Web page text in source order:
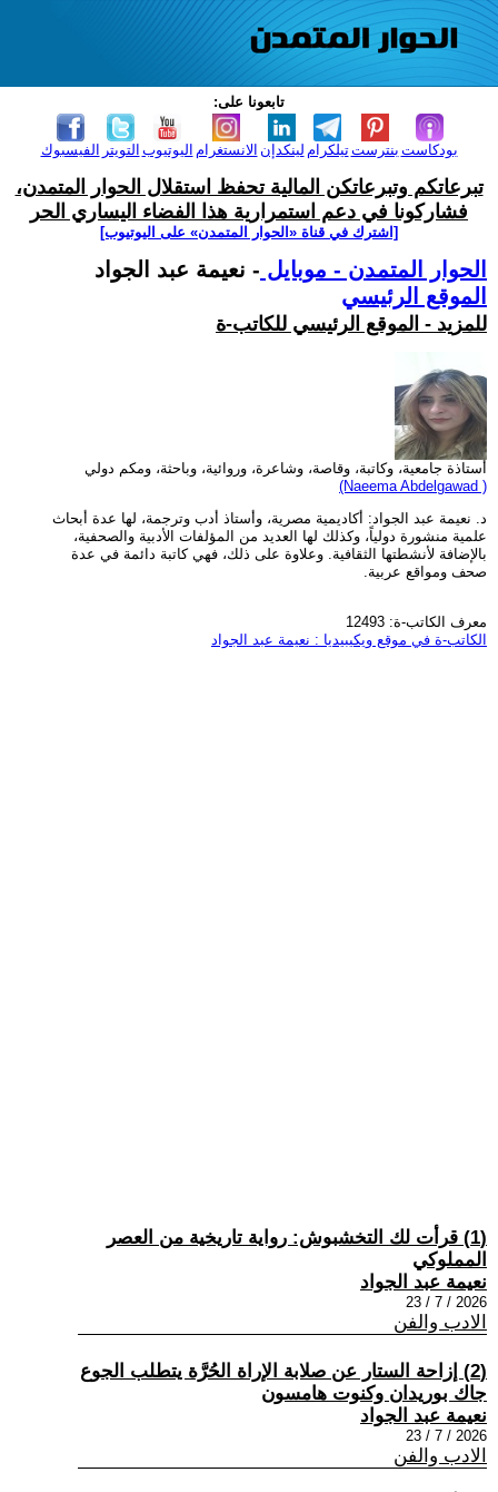
تابعونا على:
الفيسبوك التويتر اليوتيوب الانستغرام لينكدإن تيلكرامبنترست بودكاست
تبرعاتكم وتبرعاتكن المالية تحفظ استقلال الحوار المتمدن،
فشاركونا في دعم استمرارية هذا الفضاء اليساري الحر
[اشترك في قناة ‫«الحوار المتمدن» على اليوتيوب]
الحوار المتمدن - موبايل - نعيمة عبد الجواد
الموقع الرئيسي
للمزيد - الموقع الرئيسي للكاتب-ة
أستاذة جامعية، وكاتبة، وقاصة، وشاعرة، وروائية، وباحثة، ومكم دولي
(Naeema Abdelgawad )
د. نعيمة عبد الجواد: أكاديمية مصرية، وأستاذ أدب وترجمة، لها عدة أبحاث
علمية منشورة دولياً، وكذلك لها العديد من المؤلفات الأدبية والصحفية،
بالإضافة لأنشطتها الثقافية. وعلاوة على ذلك، فهي كاتبة دائمة في عدة
صحف ومواقع عربية.
معرف الكاتب-ة: 12493
الكاتب-ة في موقع ويكيبيديا : نعيمة عبد الجواد
(1) قرأت لك التخشبوش: رواية تاريخية من العصر
المملوكي
نعيمة عبد الجواد
2026 / 7 / 23
الادب والفن
(2) إزاحة الستار عن صلابة الإراة الحُرَّة يتطلب الجوع
جاك بوريدان وكنوت هامسون
نعيمة عبد الجواد
2026 / 7 / 23
الادب والفن